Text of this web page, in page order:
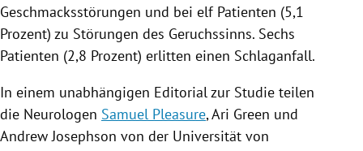
Geschmacksstörungen und bei elf Patienten (5,1
Prozent) zu Störungen des Geruchssinns. Sechs
Patienten (2,8 Prozent) erlitten einen Schlaganfall.
In einem unabhängigen Editorial zur Studie teilen
die Neurologen Samuel Pleasure,Ari Green und
Andrew Josephson von der Universität von